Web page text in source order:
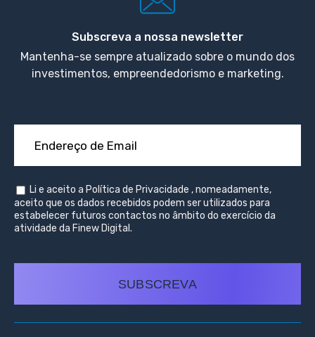
Subscreva a nossa newsletter
Mantenha-se sempre atualizado sobre o mundo dos
investimentos, empreendedorismo e marketing.
Li e aceito a Política de Privacidade , nomeadamente,
aceito que os dados recebidos podem ser utilizados para
estabelecer futuros contactos no âmbito do exercício da
atividade da Finew Digital.
SUBSCREVA